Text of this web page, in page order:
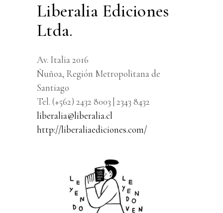
Liberalia Ediciones
Ltda.
Av. Italia 2016
Ñuñoa, Región Metropolitana de
Santiago
Tel. (+562) 2432 8003 | 2343 8432
liberalia@liberalia.cl
http://liberaliaediciones.com/